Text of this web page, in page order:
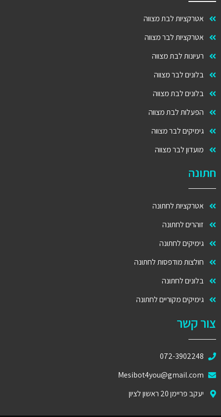
אטרקציות לבת מצווה
אטרקציות לבר מצווה
רעיונות לבת מצווה
בלונים לבר מצווה
בלונים לבת מצווה
הפעלות לבת מצווה
גימיקים לבר מצווה
מועדון לבר מצווה
חתונה
אטרקציות לחתונה
זוהרים לחתונה
גימיקים לחתונה
חולצות מודפסות לחתונה
בלונים לחתונה
גימיקים מקוריים לחתונה
צור קשר
072-3902248
Mesibot4you@gmail.com
יעקב פריימן 20 ראשון לציון